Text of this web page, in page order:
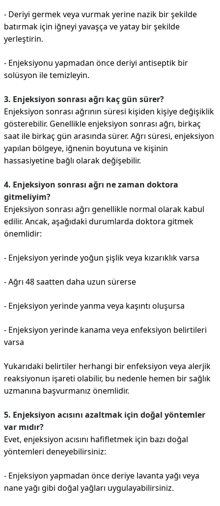
- Deriyi germek veya vurmak yerine nazik bir şekilde
batırmak için iğneyi yavaşça ve yatay bir şekilde
yerleştirin.
- Enjeksiyonu yapmadan önce deriyi antiseptik bir
solüsyon ile temizleyin.
3. Enjeksiyon sonrası ağrı kaç gün sürer?
Enjeksiyon sonrası ağrının süresi kişiden kişiye değişiklik
gösterebilir. Genellikle enjeksiyon sonrası ağrı, birkaç
saat ile birkaç gün arasında sürer. Ağrı süresi, enjeksiyon
yapılan bölgeye, iğnenin boyutuna ve kişinin
hassasiyetine bağlı olarak değişebilir.
4. Enjeksiyon sonrası ağrı ne zaman doktora
gitmeliyim?
Enjeksiyon sonrası ağrı genellikle normal olarak kabul
edilir. Ancak, aşağıdaki durumlarda doktora gitmek
önemlidir:
- Enjeksiyon yerinde yoğun şişlik veya kızarıklık varsa
- Ağrı 48 saatten daha uzun sürerse
- Enjeksiyon yerinde yanma veya kaşıntı oluşursa
- Enjeksiyon yerinde kanama veya enfeksiyon belirtileri
varsa
Yukarıdaki belirtiler herhangi bir enfeksiyon veya alerjik
reaksiyonun işareti olabilir, bu nedenle hemen bir sağlık
uzmanına başvurmanız önemlidir.
5. Enjeksiyon acısını azaltmak için doğal yöntemler
var mıdır?
Evet, enjeksiyon acısını hafifletmek için bazı doğal
yöntemleri deneyebilirsiniz:
- Enjeksiyon yapmadan önce deriye lavanta yağı veya
nane yağı gibi doğal yağları uygulayabilirsiniz.